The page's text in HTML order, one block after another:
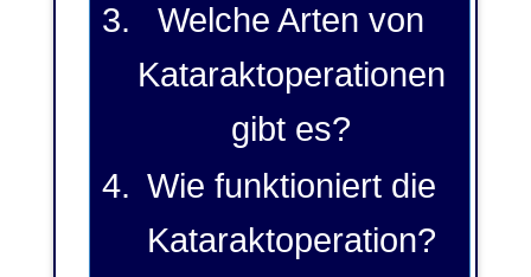
Welche Arten von
Kataraktoperationen
gibt es?
Wie funktioniert die
Kataraktoperation?